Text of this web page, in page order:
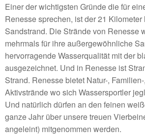
Einer der wichtigsten Gründe die für
Renesse sprechen, ist der 21
Sandstrand. Die Strände von Renesse
mehrmals für ihre außergewöhnliche
hervorragende Wasserqualität mit der
ausgezeichnet. Und in Renesse ist
Strand. Renesse bietet Natur-,
Aktivstrände wo sich Wassersportler
Und natürlich dürfen an den feinen
ganze Jahr über unsere treuen
angeleint) mitgenommen werden.